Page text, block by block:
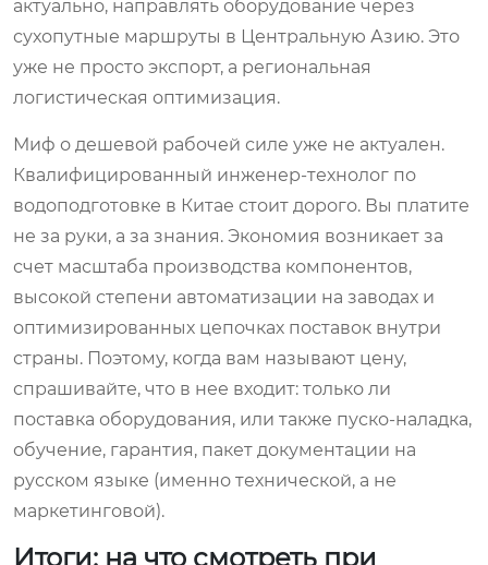
актуально, направлять оборудование через
сухопутные маршруты в Центральную Азию. Это
уже не просто экспорт, а региональная
логистическая оптимизация.
Миф о дешевой рабочей силе уже не актуален.
Квалифицированный инженер-технолог по
водоподготовке в Китае стоит дорого. Вы платите
не за руки, а за знания. Экономия возникает за
счет масштаба производства компонентов,
высокой степени автоматизации на заводах и
оптимизированных цепочках поставок внутри
страны. Поэтому, когда вам называют цену,
спрашивайте, что в нее входит: только ли
поставка оборудования, или также пуско-наладка,
обучение, гарантия, пакет документации на
русском языке (именно технической, а не
маркетинговой).
Итоги: на что смотреть при